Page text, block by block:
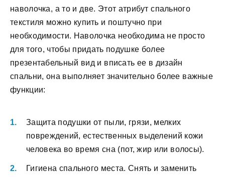
наволочка, а то и две. Этот атрибут спального
текстиля можно купить и поштучно при
необходимости. Наволочка необходима не просто
для того, чтобы придать подушке более
презентабельный вид и вписать ее в дизайн
спальни, она выполняет значительно более важные
функции:
Защита подушки от пыли, грязи, мелких
повреждений, естественных выделений кожи
человека во время сна (пот, жир или волосы).
Гигиена спального места. Снять и заменить